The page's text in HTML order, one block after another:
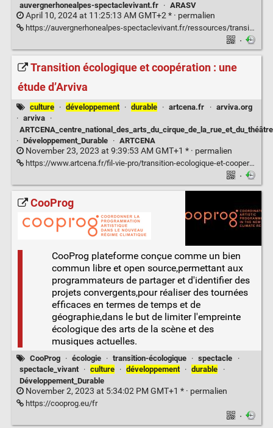
auvergnerhonealpes-spectaclevivant.fr
· ARASV
April 10, 2024 at 11:25:13 AM GMT+2 * · permalien
https://auvergnerhonealpes-spectaclevivant.fr/ressources/transitions-quels-defis-et-evolutions-pour-les-lieux-culturels/
·
Transition écologique et coopération : une
étude d’Arviva
culture · développement · durable · artcena.fr · arviva.org
· arviva
·
ARTCENA_centre_national_des_arts_du_cirque_de_la_rue_et_du_théâtre
· Développement_Durable · ARTCENA
November 23, 2023 at 9:39:53 AM GMT+1 * · permalien
https://www.artcena.fr/fil-vie-pro/transition-ecologique-et-cooperation-une-etude-darviva
·
CooProg
CooProg plateforme conçue comme un bien
commun libre et open source,permettant aux
programmateurs de partager et d'identifier des
projets convergents,pour réaliser des tournées
efficaces en termes de temps et de
géographie,dans le but de limiter l'empreinte
écologique des arts de la scène et des
musiques actuelles.
CooProg · écologie · transition-écologique · spectacle
·
spectacle_vivant
· culture · développement · durable
·
Développement_Durable
November 2, 2023 at 5:34:02 PM GMT+1 * · permalien
https://cooprog.eu/fr
·